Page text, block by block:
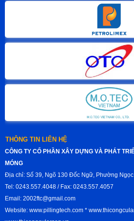
THÔNG TIN LIÊN HỆ
CÔNG TY CỔ PHẦN XÂY DỰNG VÀ PHÁT
MÓNG
Địa chỉ: Số 39, Ngõ 130 Đốc Ngữ, Phường
Tel: 0243.557.4048 / Fax: 0243.557.4057
Email: 2002ftc@gmail.com
Website: www.pillingtech.com *